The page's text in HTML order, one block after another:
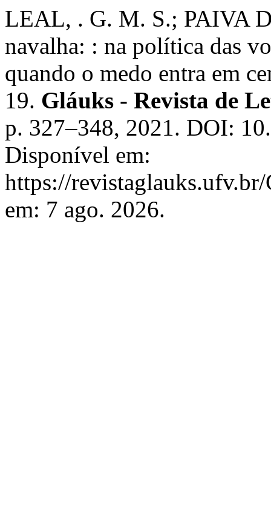
LEAL, . G. M. S.; PAIVA
navalha: : na política das
quando o medo entra em
19. Gláuks - Revista de
p. 327–348, 2021. DOI:
Disponível em:
https://
em: 7 ago. 2026.